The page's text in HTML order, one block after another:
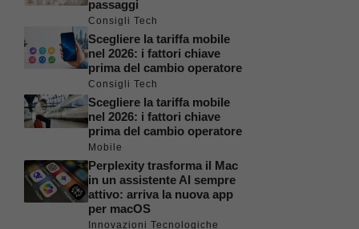
passaggi
Consigli Tech
Scegliere la tariffa mobile
nel 2026: i fattori chiave
prima del cambio operatore
Consigli Tech
Scegliere la tariffa mobile
nel 2026: i fattori chiave
prima del cambio operatore
Mobile
Perplexity trasforma il Mac
in un assistente AI sempre
attivo: arriva la nuova app
per macOS
Innovazioni Tecnologiche